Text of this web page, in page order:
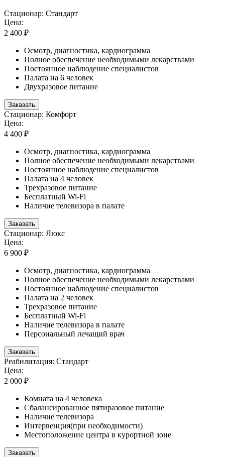
Стационар: Стандарт
Цена:
2 400 ₽
Осмотр, диагностика, кардиограмма
Полное обеспечение необходимыми лекарствами
Постоянное наблюдение специалистов
Палата на 6 человек
Двухразовое питание
Заказать
Стационар: Комфорт
Цена:
4 400 ₽
Осмотр, диагностика, кардиограмма
Полное обеспечение необходимыми лекарствами
Постоянное наблюдение специалистов
Палата на 4 человек
Трехразовое питание
Бесплатный Wi-Fi
Наличие телевизора в палате
Заказать
Стационар: Люкс
Цена:
6 900 ₽
Осмотр, диагностика, кардиограмма
Полное обеспечение необходимыми лекарствами
Постоянное наблюдение специалистов
Палата на 2 человек
Трехразовое питание
Бесплатный Wi-Fi
Наличие телевизора в палате
Персональный лечащий врач
Заказать
Реабилитация: Стандарт
Цена:
2 000 ₽
Комната на 4 человека
Сбалансированное пятиразовое питание
Наличие телевизора
Интервенция(при необходимости)
Местоположение центра в курортной зоне
Заказать